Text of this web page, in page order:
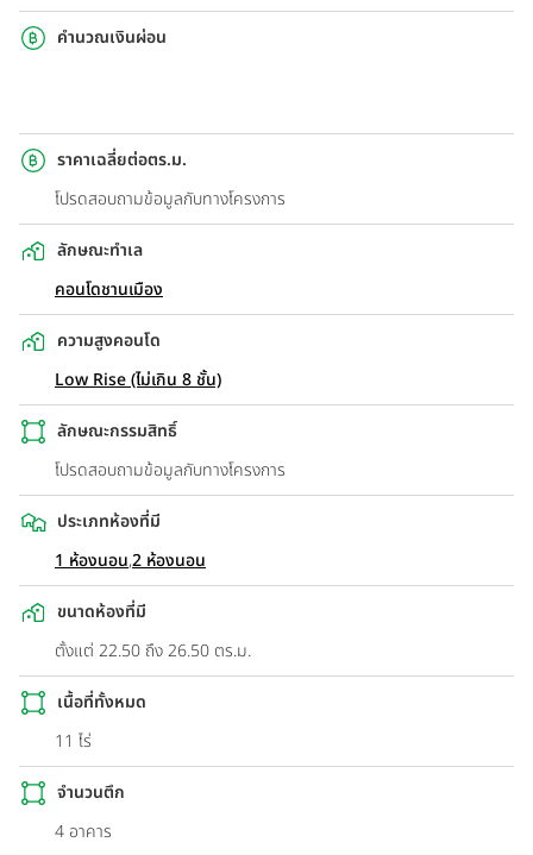
คำนวณเงินผ่อน
ราคาเฉลี่ยต่อตร.ม.
โปรดสอบถามข้อมูลกับทางโครงการ
ลักษณะทำเล
คอนโดชานเมือง
ความสูงคอนโด
Low Rise (ไม่เกิน 8 ชั้น)
ลักษณะกรรมสิทธิ์
โปรดสอบถามข้อมูลกับทางโครงการ
ประเภทห้องที่มี
1 ห้องนอน,2 ห้องนอน
ขนาดห้องที่มี
ตั้งแต่ 22.50 ถึง 26.50 ตร.ม.
เนื้อที่ทั้งหมด
11 ไร่
จำนวนตึก
4 อาคาร